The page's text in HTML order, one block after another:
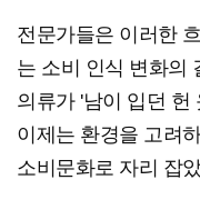
전문가들은 이러한
는 소비 인식 변화의
의류가 '남이 입던 헌
이제는 환경을 고려
소비문화로 자리 잡